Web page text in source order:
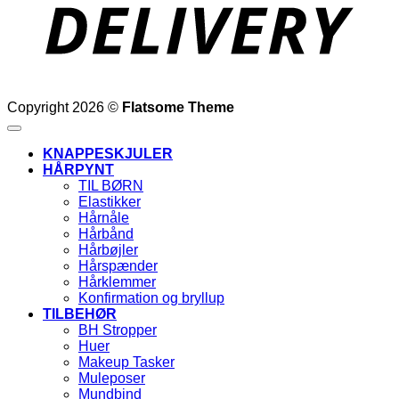
Copyright 2026 © Flatsome Theme
KNAPPESKJULER
HÅRPYNT
TIL BØRN
Elastikker
Hårnåle
Hårbånd
Hårbøjler
Hårspænder
Hårklemmer
Konfirmation og bryllup
TILBEHØR
BH Stropper
Huer
Makeup Tasker
Muleposer
Mundbind